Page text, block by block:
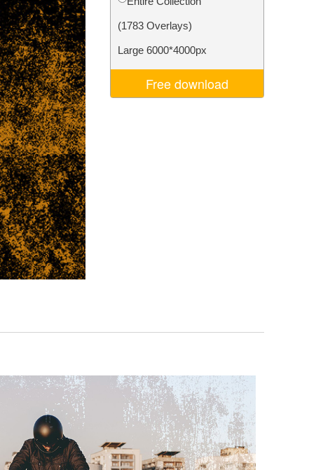
Video Editing Services
(1783 Overlays)
Large 6000*4000px
Free download